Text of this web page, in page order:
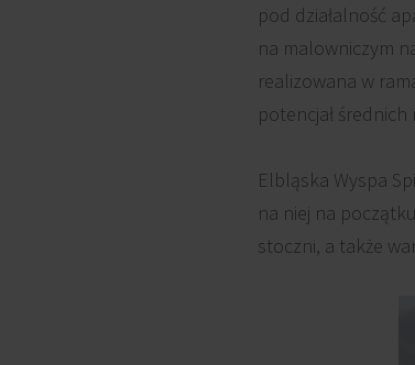
pod działalność
na malowniczym
realizowana w
potencjał średnich
Elbląska Wyspa
na niej na
stoczni, a także